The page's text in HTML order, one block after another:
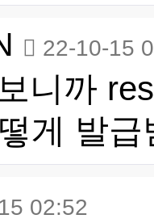
22-10-15
니까
게 발
02:52